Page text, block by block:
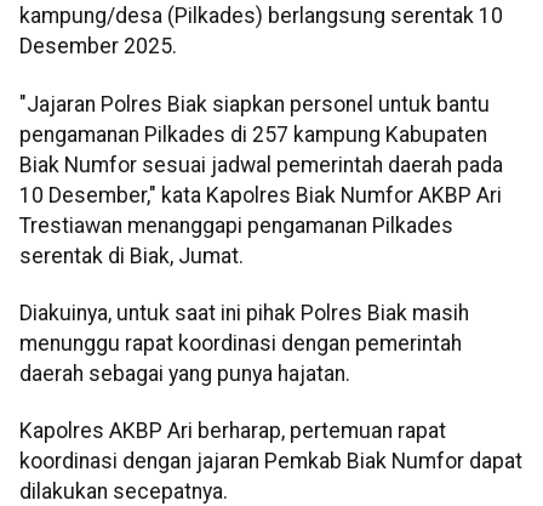
kampung/desa (Pilkades) berlangsung serentak 10
Desember 2025.
"Jajaran Polres Biak siapkan personel untuk bantu
pengamanan Pilkades di 257 kampung Kabupaten
Biak Numfor sesuai jadwal pemerintah daerah pada
10 Desember," kata Kapolres Biak Numfor AKBP Ari
Trestiawan menanggapi pengamanan Pilkades
serentak di Biak, Jumat.
Diakuinya, untuk saat ini pihak Polres Biak masih
menunggu rapat koordinasi dengan pemerintah
daerah sebagai yang punya hajatan.
Kapolres AKBP Ari berharap, pertemuan rapat
koordinasi dengan jajaran Pemkab Biak Numfor dapat
dilakukan secepatnya.